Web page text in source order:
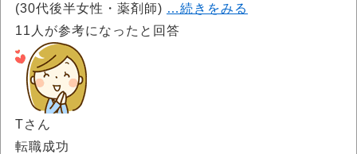
(30代後半女性・薬剤師) …続きをみる
11 人が参考になったと回答
Tさん
転職成功